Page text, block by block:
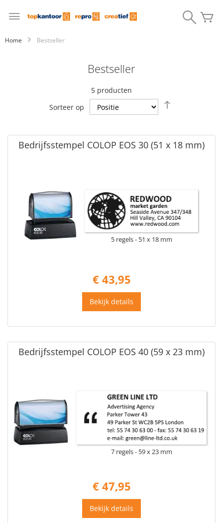
naar
Search
Home Bestseller
Bestseller
5 producten
Sorteer op
sorteren
Bedrijfsstempel COLOP EOS 30 (51 x 18 mm)
5 regels 51 x 18 mm
€ 43,95
Bekijk details
Bedrijfsstempel COLOP EOS 40 (59 x 23 mm)
7 regels 59 x 23 mm
€ 47,95
Bekijk details